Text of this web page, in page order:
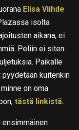
Elisa Viihde
isolta
aikana, ei
Peliin ei siten
Paikalle
kuitenkin
on oma
tästä linkistä.
ensimmäinen